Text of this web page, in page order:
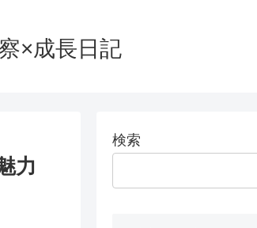
×成長日記
力
検索